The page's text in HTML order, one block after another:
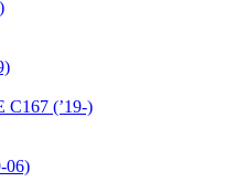
C167 (’19-)
06)